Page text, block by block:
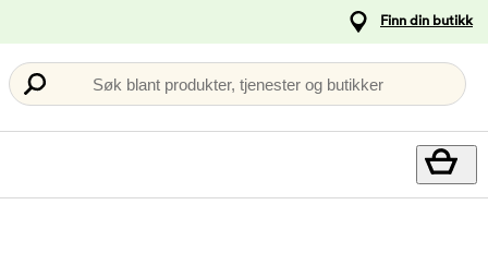
Finn din butikk
Søk blant produkter, tjenester og butikker